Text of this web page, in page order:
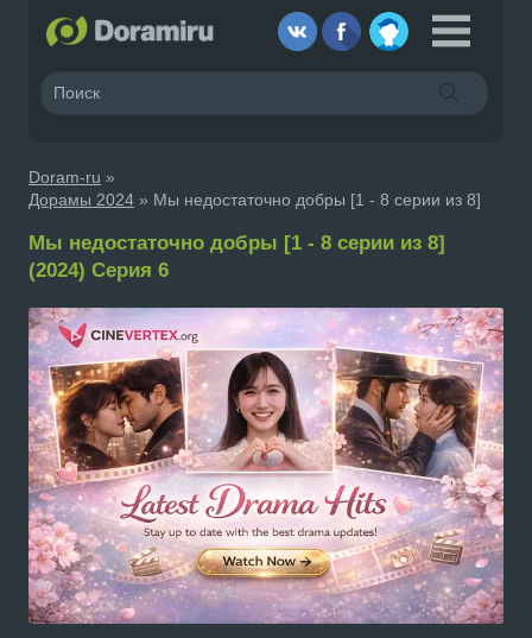
Doram-ru »
Дорамы 2024 » Мы недостаточно добры [1 - 8 серии из 8]
Мы недостаточно добры [1 - 8 серии из 8]
(2024) Серия 6